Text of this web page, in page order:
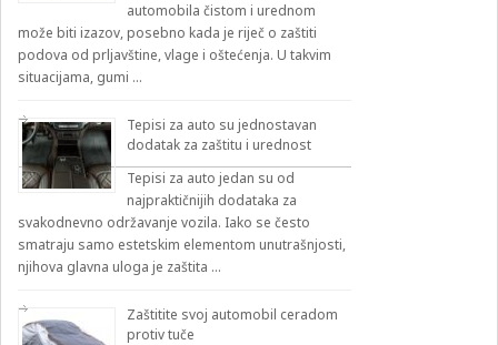
automobila čistom i urednom
može biti izazov, posebno kada je riječ o zaštiti
podova od prljavštine, vlage i oštećenja. U takvim
situacijama, gumi …
Tepisi za auto su jednostavan
dodatak za zaštitu i urednost
Tepisi za auto jedan su od
najpraktičnijih dodataka za
svakodnevno održavanje vozila. Iako se često
smatraju samo estetskim elementom unutrašnjosti,
njihova glavna uloga je zaštita …
Zaštitite svoj automobil ceradom
protiv tuče